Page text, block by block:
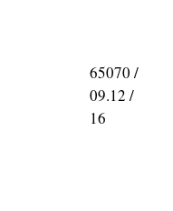
65070 /
09.12 /
16